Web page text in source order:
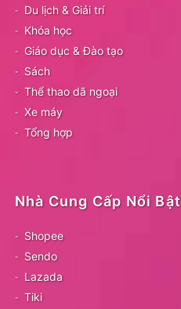
Du lịch & Giải trí
Khóa học
Giáo dục & Đào tạo
Sách
Thể thao dã ngoại
Xe máy
Tổng hợp
Nhà Cung Cấp Nổi Bật
Shopee
Sendo
Lazada
Tiki